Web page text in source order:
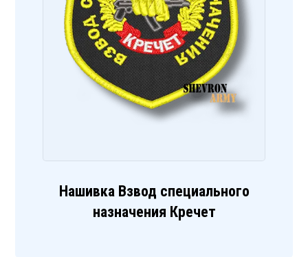
Нашивка Взвод специального
назначения Кречет